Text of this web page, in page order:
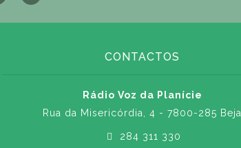
CONTACTOS
Rádio Voz da Planície
Rua da Misericórdia, 4 - 7800-285 Beja
284 311 330